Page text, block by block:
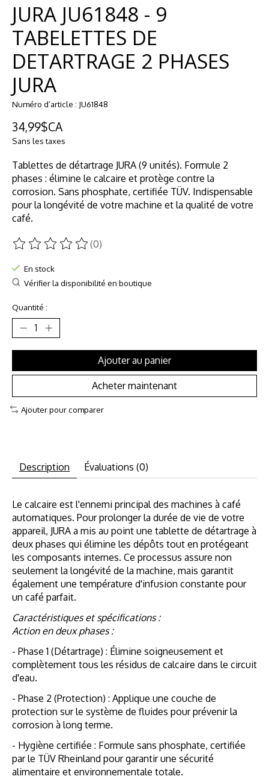
JURA JU61848 - 9
TABELETTES DE
DETARTRAGE 2 PHASES
JURA
Numéro d’article : JU61848
34,99$CA
Sans les taxes
Tablettes de détartrage JURA (9 unités). Formule 2
phases : élimine le calcaire et protège contre la
corrosion. Sans phosphate, certifiée TÜV. Indispensable
pour la longévité de votre machine et la qualité de votre
café.
Ce produit est évalué à
(0)
En stock
Vérifier la disponibilité en boutique
Quantité :
Ajouter au panier
Acheter maintenant
Ajouter pour comparer
Description Évaluations (0)
Le calcaire est l'ennemi principal des machines à café
automatiques. Pour prolonger la durée de vie de votre
appareil, JURA a mis au point une tablette de détartrage à
deux phases qui élimine les dépôts tout en protégeant
les composants internes. Ce processus assure non
seulement la longévité de la machine, mais garantit
également une température d'infusion constante pour
un café parfait.
Caractéristiques et spécifications :
Action en deux phases :
- Phase 1 (Détartrage) : Élimine soigneusement et
complètement tous les résidus de calcaire dans le circuit
d'eau.
- Phase 2 (Protection) : Applique une couche de
protection sur le système de fluides pour prévenir la
corrosion à long terme.
- Hygiène certifiée : Formule sans phosphate, certifiée
par le TÜV Rheinland pour garantir une sécurité
alimentaire et environnementale totale.